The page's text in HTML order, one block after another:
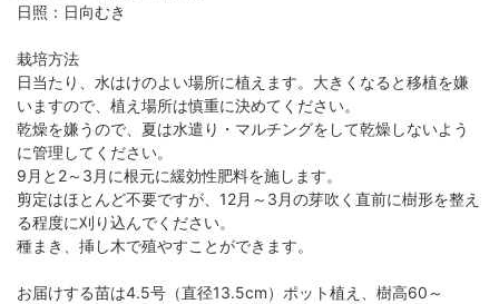
日照：日向むき
栽培方法
日当たり、水はけのよい場所に植えます。大きくなると移植を嫌
いますので、植え場所は慎重に決めてください。
乾燥を嫌うので、夏は水遣り・マルチングをして乾燥しないよう
に管理してください。
9月と2～3月に根元に緩効性肥料を施します。
剪定はほとんど不要ですが、12月～3月の芽吹く直前に樹形を整え
る程度に刈り込んでください。
種まき、挿し木で殖やすことができます。
お届けする苗は4.5号（直径13.5cm）ポット植え、樹高60～